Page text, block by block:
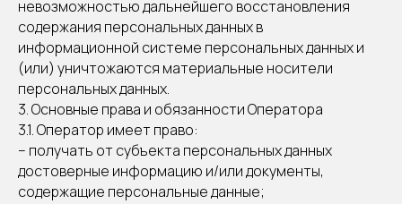
невозможностью дальнейшего восстановления
содержания персональных данных в
информационной системе персональных данных и
(или) уничтожаются материальные носители
персональных данных.
3. Основные права и обязанности Оператора
3.1. Оператор имеет право:
– получать от субъекта персональных данных
достоверные информацию и/или документы,
содержащие персональные данные;